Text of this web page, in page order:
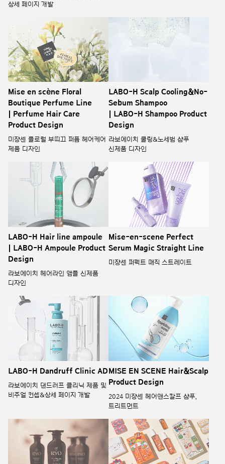
상세 페이지 개발
Mise en scène Floral
Boutique Perfume Line
| Perfume Hair Care
Product Design
미쟝센 플로럴 부띠끄 퍼퓸 헤어케어
제품 디자인
LABO-H Scalp Cooling&No-
Sebum Shampoo
| LABO-H Shampoo Product
Design
라보에이치 쿨링&노세범 샴푸
신제품 디자인
LABO-H Hair line ampoule
| LABO-H Ampoule Product
Design
라보에이치 헤어라인 앰플 신제품
디자인
Mise-en-scene Perfect
Serum Magic Straight Line
미쟝센 퍼펙트 매직 스트레이트
LABO-H Dandruff Clinic AD
라보에이치 댄드러프 클리닉 제품 및
비주얼 컨셉&상세 페이지 개발
MISE EN SCENE Hair&Scalp
Product Design
2024 미쟝센 헤어앤스칼프 샴푸,
트리트먼트